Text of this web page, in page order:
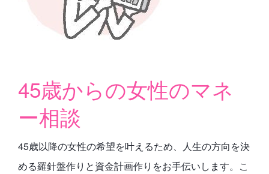
45歳からの女性のマネ
ー相談
45歳以降の女性の希望を叶えるため、人生の方向を決
める羅針盤作りと資金計画作りをお手伝いします。こ